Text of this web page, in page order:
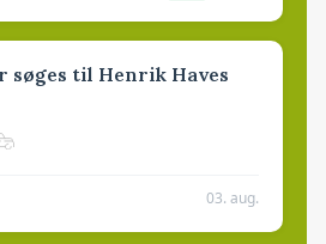
søges til Henrik Haves
03. aug.